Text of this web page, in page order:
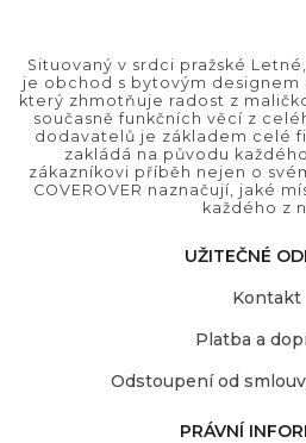
Situovaný v srdci pražské
je obchod s bytovým
který zhmotňuje radost z
současně funkčních věcí z
dodavatelů je základem celé
zakládá na původu
zákazníkovi příběh nejen o
COVEROVER naznačují, jaké
každého z
UŽITEČNÉ
Kontakt
Platba a
Odstoupení od
PRÁVNÍ